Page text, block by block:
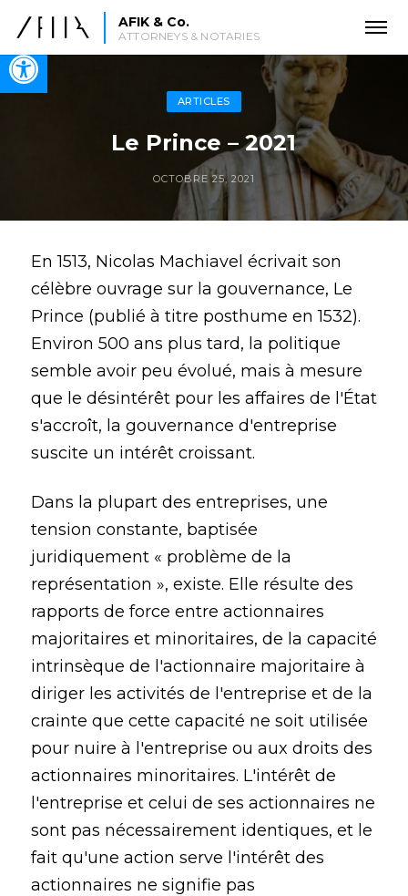
Open toolbar
AFIK & Co.
ATTORNEYS & NOTARIES
ARTICLES
Le Prince – 2021
OCTOBRE 25, 2021
En 1513, Nicolas Machiavel écrivait son
célèbre ouvrage sur la gouvernance, Le
Prince (publié à titre posthume en 1532).
Environ 500 ans plus tard, la politique
semble avoir peu évolué, mais à mesure
que le désintérêt pour les affaires de l'État
s'accroît, la gouvernance d'entreprise
suscite un intérêt croissant.
Dans la plupart des entreprises, une
tension constante, baptisée
juridiquement « problème de la
représentation », existe. Elle résulte des
rapports de force entre actionnaires
majoritaires et minoritaires, de la capacité
intrinsèque de l'actionnaire majoritaire à
diriger les activités de l'entreprise et de la
crainte que cette capacité ne soit utilisée
pour nuire à l'entreprise ou aux droits des
actionnaires minoritaires. L'intérêt de
l'entreprise et celui de ses actionnaires ne
sont pas nécessairement identiques, et le
fait qu'une action serve l'intérêt des
actionnaires ne signifie pas